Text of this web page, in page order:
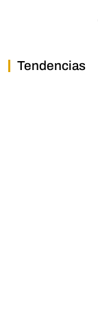
Tendencias